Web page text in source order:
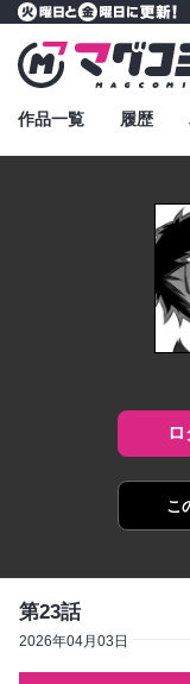
マグコミ –
プレミアムな
火曜日と金曜
作品一覧 履歴
こ
第23話
2026年04月03日